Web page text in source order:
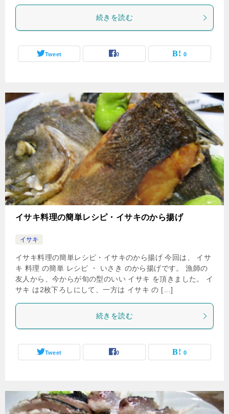
続きを読む
Tweet 0 0
イサキ料理の簡単レシピ・イサキのから揚げ
イサキ
イサキ料理の簡単レシピ・イサキのから揚げ 今回は、 イサ
キ 料理 の簡単 レシピ ・ いさき のから揚げです。 漁師の
友人から、今からが旬の型のいい イサキ を頂きました。 イ
サキ は2枚下ろしにして、一方は イサキ の […]
続きを読む
Tweet 0 0